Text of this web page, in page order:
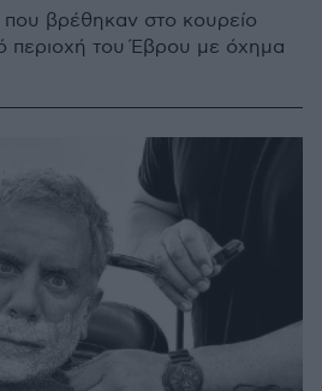
βρέθηκαν στο κουρείο
περιοχή του Έβρου με όχημα